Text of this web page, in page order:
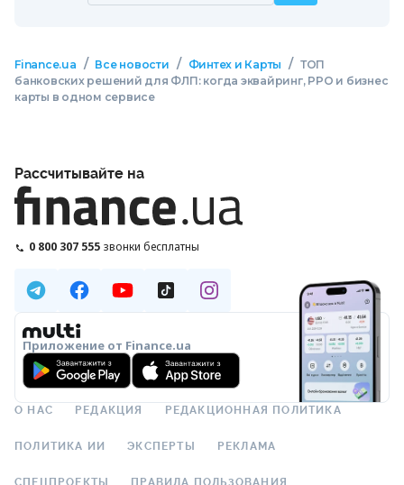
Finance.ua / Все новости / Финтех и Карты / ТОП
банковских решений для ФЛП: когда эквайринг, РРО и бизнес
карты в одном сервисе
Рассчитывайте на
0 800 307 555 звонки бесплатны
Приложение от Finance.ua
О НАС РЕДАКЦИЯ РЕДАКЦИОННАЯ ПОЛИТИКА
ПОЛИТИКА ИИ ЭКСПЕРТЫ РЕКЛАМА
СПЕЦПРОЕКТЫ ПРАВИЛА ПОЛЬЗОВАНИЯ